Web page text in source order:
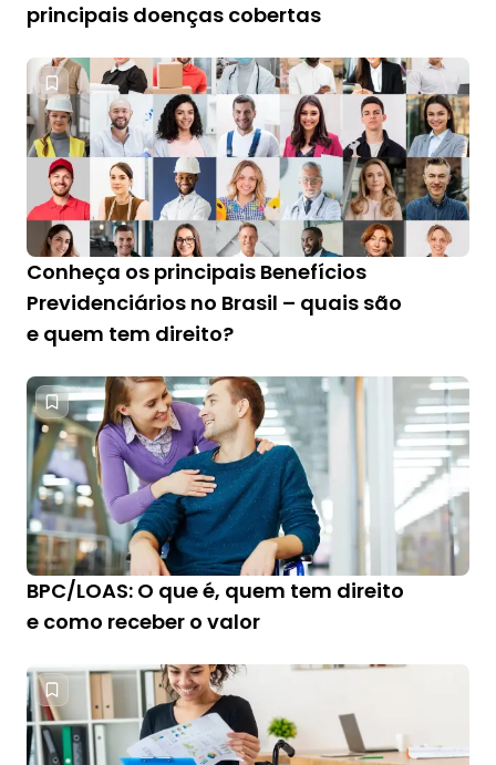
principais doenças cobertas
Conheça os principais Benefícios
Previdenciários no Brasil – quais são
e quem tem direito?
BPC/LOAS: O que é, quem tem direito
e como receber o valor